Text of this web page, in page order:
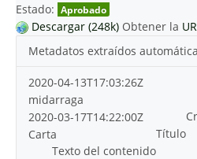
Estado: Aprobado
Descargar (248k) Obtener la
Metadatos extraídos
2020-04-13T17:03:26Z
midarraga
2020-03-17T14:22:00Z
Título
Carta
Texto del contenido